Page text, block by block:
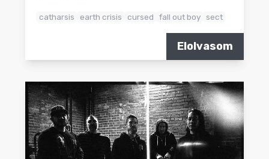
catharsis earth crisis cursed fall out boy sect
Elolvasom